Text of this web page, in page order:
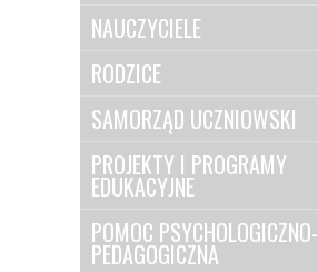
NAUCZYCIELE
RODZICE
SAMORZĄD UCZNIOWSKI
PROJEKTY I PROGRAMY
EDUKACYJNE
POMOC PSYCHOLOGICZNO-
PEDAGOGICZNA